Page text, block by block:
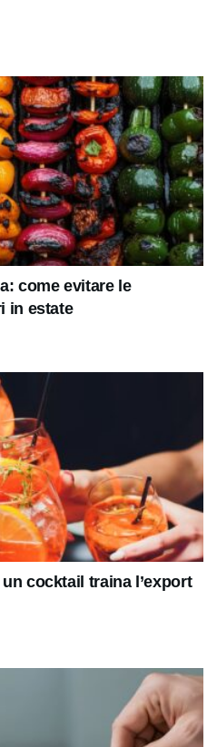
come evitare le
in estate
cocktail traina l’export